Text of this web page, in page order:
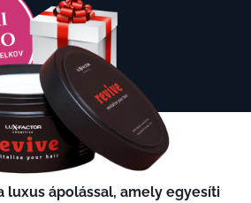
luxus ápolással, amely egyesíti